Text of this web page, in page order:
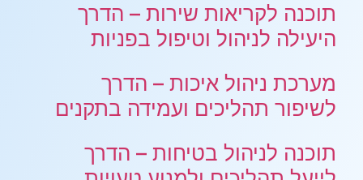
תוכנה לקריאות שירות – הדרך
היעילה לניהול וטיפול בפניות
מערכת ניהול איכות – הדרך
לשיפור תהליכים ועמידה בתקנים
תוכנה לניהול בטיחות – הדרך